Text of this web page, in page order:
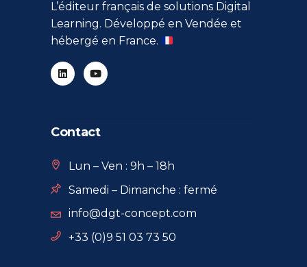
L’éditeur français de solutions Digital
Learning. Développé en Vendée et
hébergé en France.
Contact
Lun – Ven : 9h – 18h
Samedi – Dimanche : fermé
info@dgt-concept.com
+33 (0)9 51 03 73 50